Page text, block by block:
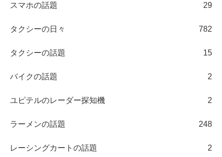
スマホの話題 29
タクシーの日々 782
タクシーの話題 15
バイクの話題 2
ユピテルのレーダー探知機 2
ラーメンの話題 248
レーシングカートの話題 2